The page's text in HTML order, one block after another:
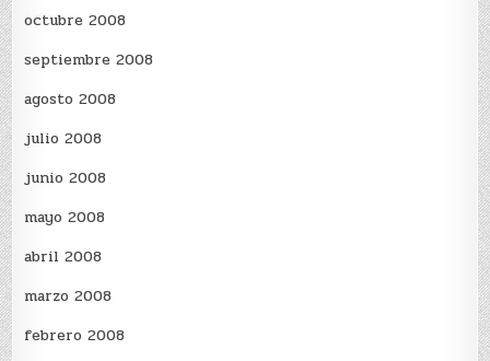
octubre 2008
septiembre 2008
agosto 2008
julio 2008
junio 2008
mayo 2008
abril 2008
marzo 2008
febrero 2008